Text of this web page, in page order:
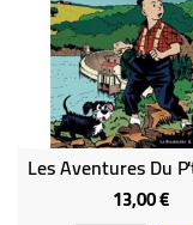
13,00 €Prix